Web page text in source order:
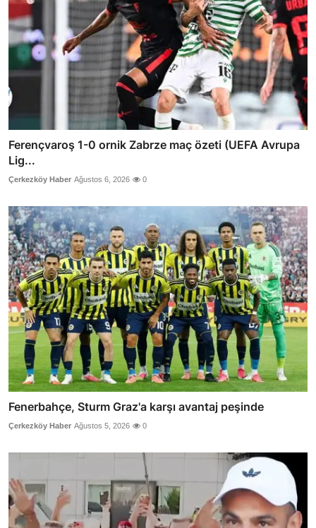
Ferençvaroş 1-0 ornik Zabrze maç özeti (UEFA Avrupa
Lig...
Çerkezköy Haber Ağustos 6, 2026 0
Fenerbahçe, Sturm Graz'a karşı avantaj peşinde
Çerkezköy Haber Ağustos 5, 2026 0